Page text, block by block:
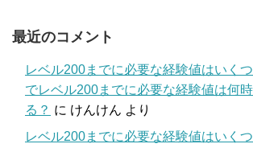
最近のコメント
レベル200までに必要な経験値はいく
でレベル200までに必要な経験値は何
る？ に けんけん より
レベル200までに必要な経験値はいく